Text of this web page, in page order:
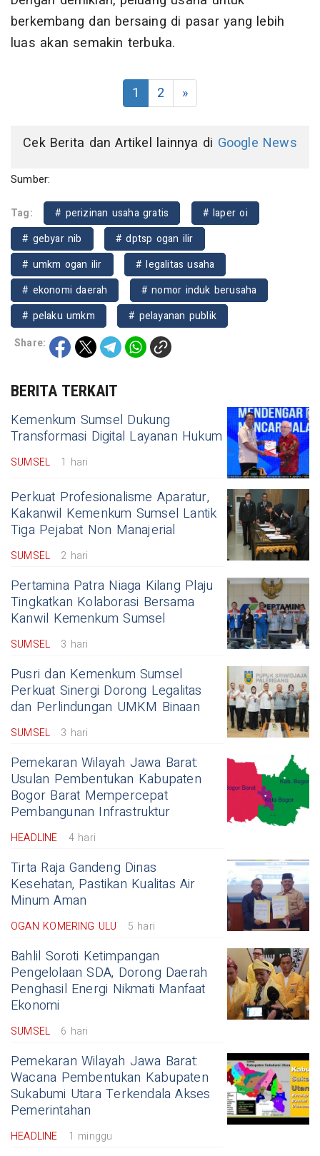
berkembang dan bersaing di pasar yang lebih
luas akan semakin terbuka.
1 2 »
Cek Berita dan Artikel lainnya di Google News
Sumber:
Tag: # perizinan usaha gratis
# laper oi
# gebyar nib
# dptsp ogan ilir
# umkm ogan ilir
# legalitas usaha
# ekonomi daerah
# nomor induk berusaha
# pelaku umkm
# pelayanan publik
Share:
BERITA TERKAIT
Kemenkum Sumsel Dukung
Transformasi Digital Layanan Hukum
SUMSEL 1 hari
Perkuat Profesionalisme Aparatur,
Kakanwil Kemenkum Sumsel Lantik
Tiga Pejabat Non Manajerial
SUMSEL 2 hari
Pertamina Patra Niaga Kilang Plaju
Tingkatkan Kolaborasi Bersama
Kanwil Kemenkum Sumsel
SUMSEL 3 hari
Pusri dan Kemenkum Sumsel
Perkuat Sinergi Dorong Legalitas
dan Perlindungan UMKM Binaan
SUMSEL 3 hari
Pemekaran Wilayah Jawa Barat:
Usulan Pembentukan Kabupaten
Bogor Barat Mempercepat
Pembangunan Infrastruktur
HEADLINE 4 hari
Tirta Raja Gandeng Dinas
Kesehatan, Pastikan Kualitas Air
Minum Aman
OGAN KOMERING ULU 5 hari
Bahlil Soroti Ketimpangan
Pengelolaan SDA, Dorong Daerah
Penghasil Energi Nikmati Manfaat
Ekonomi
SUMSEL 6 hari
Pemekaran Wilayah Jawa Barat:
Wacana Pembentukan Kabupaten
Sukabumi Utara Terkendala Akses
Pemerintahan
HEADLINE 1 minggu